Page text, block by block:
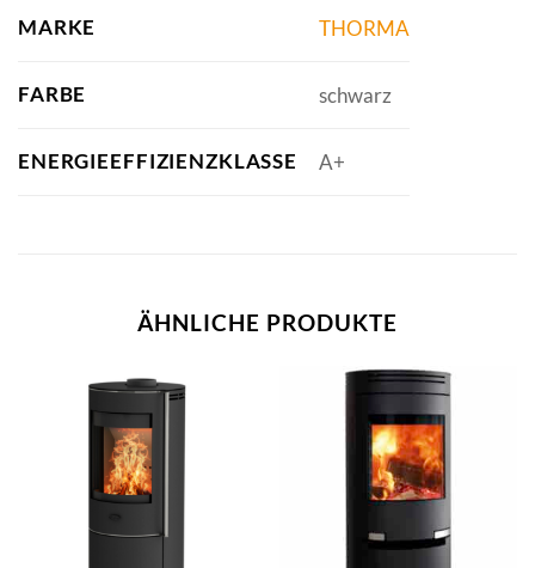
MARKE THORMA
FARBE schwarz
ENERGIEEFFIZIENZKLASSE A+
ÄHNLICHE PRODUKTE